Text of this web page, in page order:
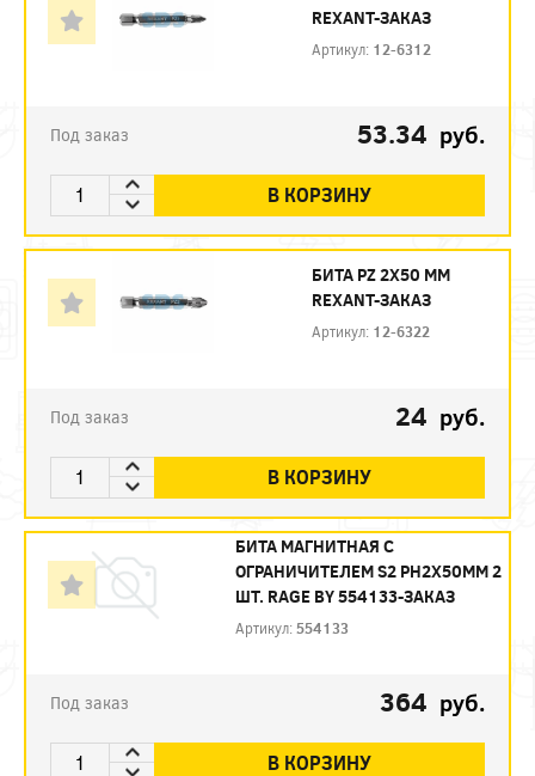
REXANT-ЗАКАЗ
Артикул: 12-6312
Под заказ 53.34 руб.
В КОРЗИНУ
БИТА PZ 2X50 ММ
REXANT-ЗАКАЗ
Артикул: 12-6322
Под заказ 24 руб.
В КОРЗИНУ
БИТА МАГНИТНАЯ С
ОГРАНИЧИТЕЛЕМ S2 PH2X50ММ 2
ШТ. RAGE BY 554133-ЗАКАЗ
Артикул: 554133
Под заказ 364 руб.
В КОРЗИНУ